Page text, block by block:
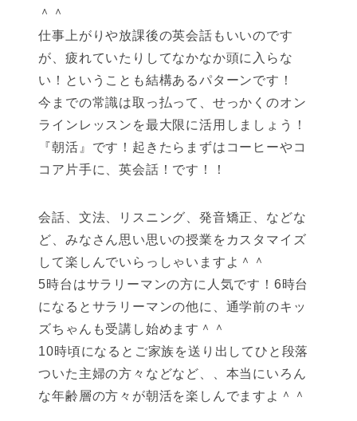
＾＾
仕事上がりや放課後の英会話もいいのです
が、疲れていたりしてなかなか頭に入らな
い！ということも結構あるパターンです！
今までの常識は取っ払って、せっかくのオン
ラインレッスンを最大限に活用しましょう！
『朝活』です！起きたらまずはコーヒーやコ
コア片手に、英会話！です！！
会話、文法、リスニング、発音矯正、などな
ど、みなさん思い思いの授業をカスタマイズ
して楽しんでいらっしゃいますよ＾＾
5時台はサラリーマンの方に人気です！6時台
になるとサラリーマンの他に、通学前のキッ
ズちゃんも受講し始めます＾＾
10時頃になるとご家族を送り出してひと段落
ついた主婦の方々などなど、、本当にいろん
な年齢層の方々が朝活を楽しんでますよ＾＾